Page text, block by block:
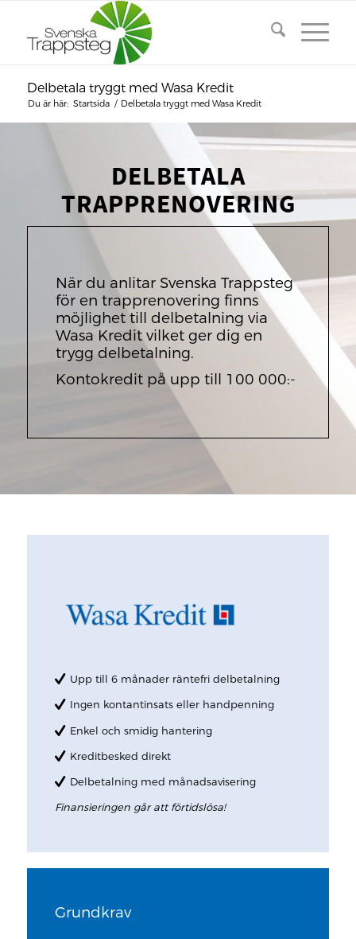
Delbetala tryggt med Wasa Kredit
Du är här: Startsida / Delbetala tryggt med Wasa Kredit
DELBETALA
TRAPPRENOVERING
När du anlitar Svenska Trappsteg
för en trapprenovering finns
möjlighet till delbetalning via
Wasa Kredit vilket ger dig en
trygg delbetalning.
Kontokredit på upp till 100 000:-
Upp till 6 månader räntefri delbetalning
Ingen kontantinsats eller handpenning
Enkel och smidig hantering
Kreditbesked direkt
Delbetalning med månadsavisering
Finansieringen går att förtidslösa!
Grundkrav